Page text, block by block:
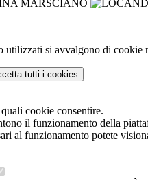
utilizzati si avvalgono di
tutti i cookies
cookie consentire.
il funzionamento della
al funzionamento potete